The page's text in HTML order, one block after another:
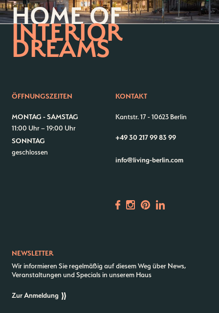
Wedding Planner
Storeplan
Anfahrt & Parken
Nachhaltigkeit
Vermietung
HOME OF
INTERIOR
DREAMS
ÖFFNUNGSZEITEN
MONTAG - SAMSTAG
11:00 Uhr – 19:00 Uhr
SONNTAG
geschlossen
KONTAKT
Kantstr. 17- 10623 Berlin
+49 30 217 99 83 99
info@living-berlin.com
NEWSLETTER
Wir informieren Sie regelmäßig auf diesem Weg über News,
Veranstaltungen und Specials in unserem Haus
Zur Anmeldung